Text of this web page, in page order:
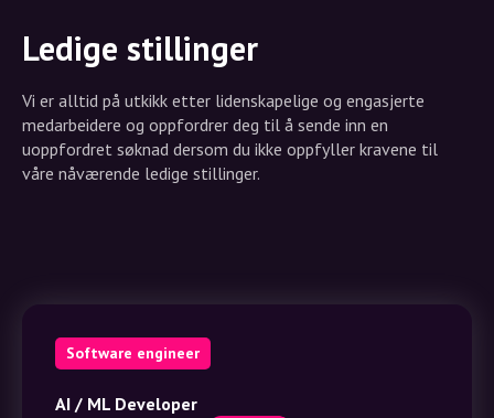
Ledige stillinger
Vi er alltid på utkikk etter lidenskapelige og engasjerte
medarbeidere og oppfordrer deg til å sende inn en
uoppfordret søknad dersom du ikke oppfyller kravene til
våre nåværende ledige stillinger.
Software engineer
AI / ML Developer